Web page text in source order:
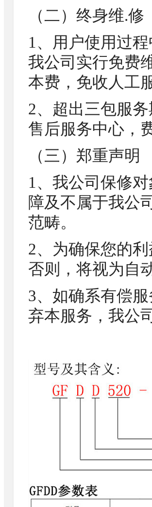
（二）终身维.修
1、用户使用过
我公司实行免费
本费，免收人工
2、超出三包服
售后服务中心，
（三）郑重声明
1、我公司保修
障及不属于我公
范畴。
2、为确保您的
否则，将视为自
3、如确系有偿
弃本服务，我公